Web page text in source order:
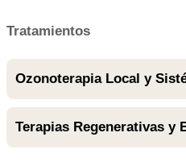
Tratamientos
Ozonoterapia Local y
Terapias Regenerativas y